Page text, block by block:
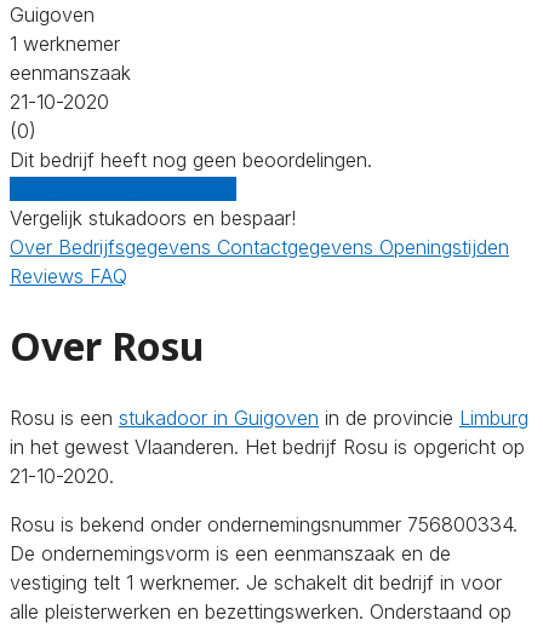
Guigoven
1 werknemer
eenmanszaak
21-10-2020
(0)
Dit bedrijf heeft nog geen beoordelingen.
Vergelijk stukadoors en bespaar!
Over Bedrijfsgegevens Contactgegevens Openingstijden
Reviews FAQ
Over Rosu
Rosu is een stukadoor in Guigoven in de provincie Limburg
in het gewest Vlaanderen. Het bedrijf Rosu is opgericht op
21-10-2020.
Rosu is bekend onder ondernemingsnummer 756800334.
De ondernemingsvorm is een eenmanszaak en de
vestiging telt 1 werknemer. Je schakelt dit bedrijf in voor
alle pleisterwerken en bezettingswerken. Onderstaand op